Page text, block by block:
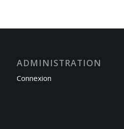
ADMINISTRATION
Connexion